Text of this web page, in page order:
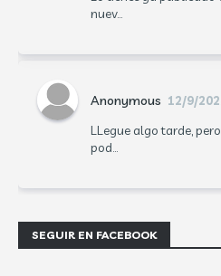
nuev...
Anonymous 12/9/
LLegue algo tarde,
pod...
SEGUIR EN FACEBOOK